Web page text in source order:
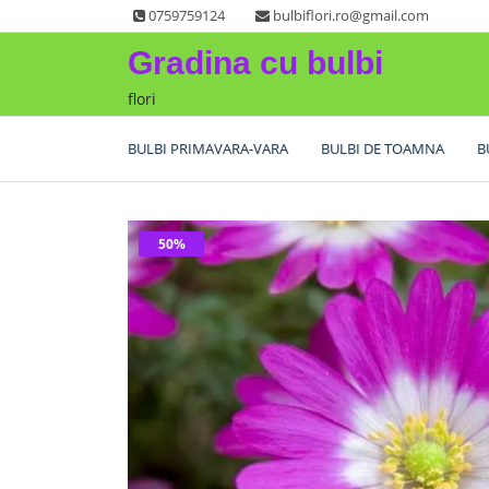
to
0759759124 bulbiflori.ro@gmail.com
Gradina cu bulbi
flori
BULBI PRIMAVARA-VARA BULBI DE TOAMNA
50%